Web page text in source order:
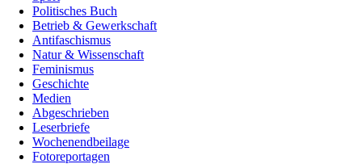
Politisches Buch
Betrieb & Gewerkschaft
Antifaschismus
Natur & Wissenschaft
Feminismus
Geschichte
Medien
Abgeschrieben
Leserbriefe
Wochenendbeilage
Fotoreportagen